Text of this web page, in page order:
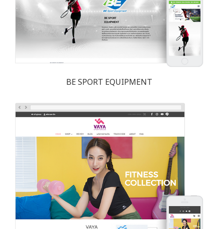
BE SPORT EQUIPMENT